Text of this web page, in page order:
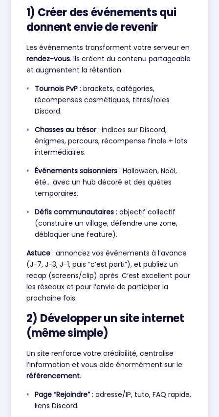
1) Créer des événements qui
donnent envie de revenir
Les événements transforment votre serveur en
rendez-vous. Ils créent du contenu partageable
et augmentent la rétention.
Tournois PvP : brackets, catégories,
récompenses cosmétiques, titres/roles
Discord.
Chasses au trésor : indices sur Discord,
énigmes, parcours, récompense finale + lots
intermédiaires.
Événements saisonniers : Halloween, Noël,
été… avec un hub décoré et des quêtes
temporaires.
Défis communautaires : objectif collectif
(construire un village, défendre une zone,
débloquer une feature).
Astuce: annoncez vos événements à l’avance
(J-7, J-3, J-1, puis “c’est parti”), et publiez un
recap (screens/clip) après. C’est excellent pour
les réseaux et pour l’envie de participer la
prochaine fois.
2) Développer un site internet
(même simple)
Un site renforce votre crédibilité, centralise
l’information et vous aide énormément sur le
référencement.
Page “Rejoindre”: adresse/IP, tuto, FAQ rapide,
liens Discord.